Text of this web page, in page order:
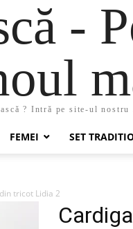
-
? Intră pe site-ul
FEMEI SET
tricot Lidia 2